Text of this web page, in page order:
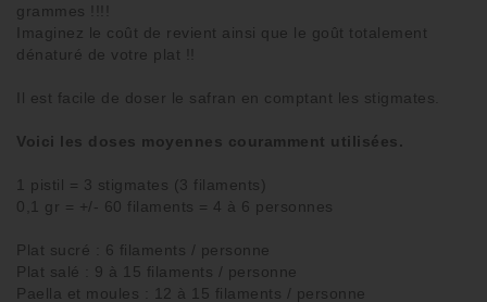
grammes !!!!
Imaginez le coût de revient ainsi que le goût totalement
dénaturé de votre plat !!
Il est facile de doser le safran en comptant les stigmates
Voici les doses moyennes couramment utilisées.
1 pistil = 3 stigmates (3 filaments)
0,1 gr = +/- 60 filaments = 4 à 6 personnes
Plat sucré : 6 filaments / personne
Plat salé : 9 à 15 filaments / personne
Paella et moules : 12 à 15 filaments / personne